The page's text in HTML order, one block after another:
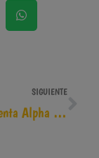
SIGUIENTE
Cunipic presenta Alpha Pro, el “all in one” más nutritivo, completo y sano del mercado